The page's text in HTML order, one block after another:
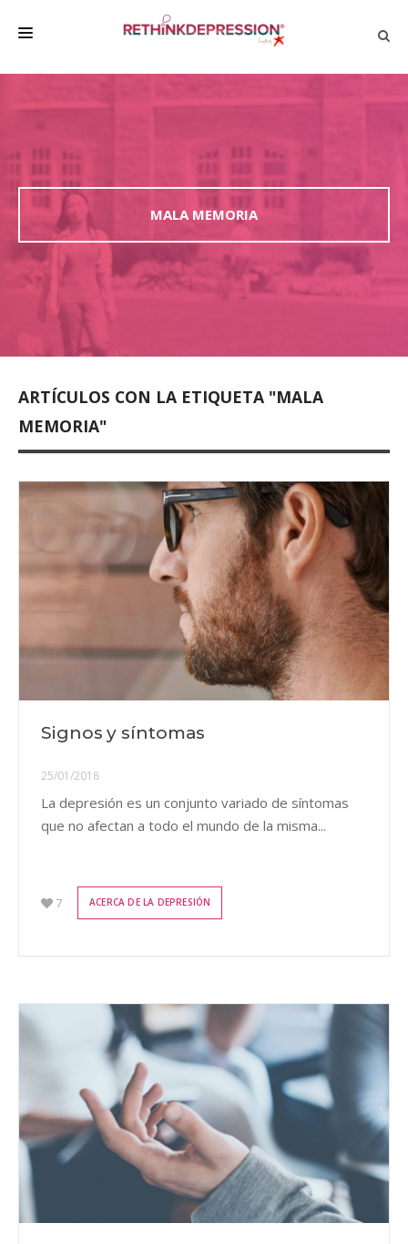
HABLAR CON LOS DEMÁS
BIENESTAR
FAMILIA Y AMIGOS
EMPRESA
DEPRESSÃO SEM RODEIOS
MALA MEMORIA
ARTÍCULOS CON LA ETIQUETA "MALA
MEMORIA"
Signos y síntomas
25/01/2018
La depresión es un conjunto variado de síntomas
que no afectan a todo el mundo de la misma...
7 ACERCA DE LA DEPRESIÓN